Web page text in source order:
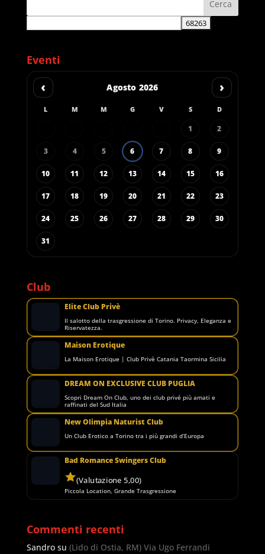
Eventi
‹ Agosto 2026 ›
L M M G V S D
1 2
3 4 5 6 7 8 9
10 11 12 13 14 15 16
17 18 19 20 21 22 23
24 25 26 27 28 29 30
31
Club
Elite Club Privè
Il salotto della trasgressione di Torino. Privacy, Eleganza e
Riservatezza.
Maison Erotique
La Maison Erotique | Club Privè Catania Taormina Sicilia
DREAM ON EXCLUSIVE CLUB PUGLIA
Scopri Dream On Club, uno dei club privé più amati e
raffinati del Sud Italia
New Olimpia Naturist Club
Un Club Erotico a Torino tra i più grandi d’Europa
Bad Romance Swingers Club
(Valutazione 5,00)
Piccola Location, Grande Trasgressione
Commenti recenti
Sandrosu (Lido di Ostia, RM) Via Ugo Ferrandi